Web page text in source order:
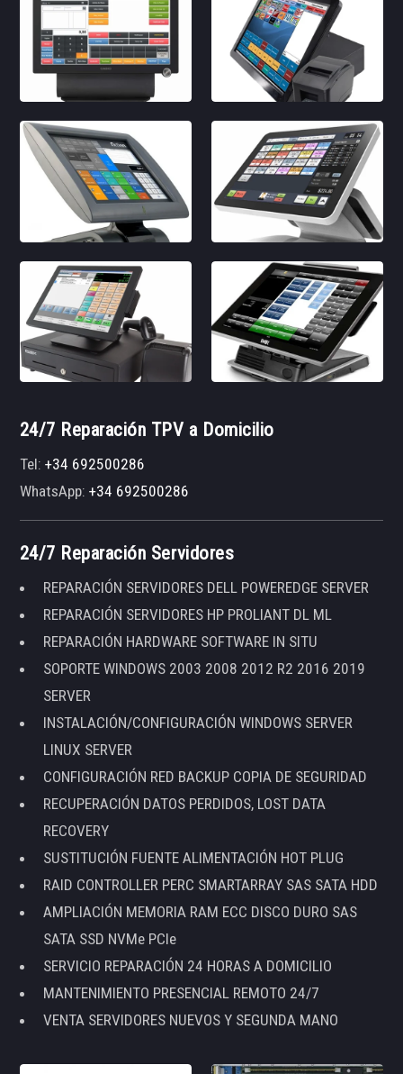
24/7 Reparación TPV a Domicilio
Tel:+34 692500286
WhatsApp:+34 692500286
24/7 Reparación Servidores
REPARACIÓN SERVIDORES DELL POWEREDGE SERVER
REPARACIÓN SERVIDORES HP PROLIANT DL ML
REPARACIÓN HARDWARE SOFTWARE IN SITU
SOPORTE WINDOWS 2003 2008 2012 R2 2016 2019
SERVER
INSTALACIÓN/CONFIGURACIÓN WINDOWS SERVER
LINUX SERVER
CONFIGURACIÓN RED BACKUP COPIA DE SEGURIDAD
RECUPERACIÓN DATOS PERDIDOS, LOST DATA
RECOVERY
SUSTITUCIÓN FUENTE ALIMENTACIÓN HOT PLUG
RAID CONTROLLER PERC SMARTARRAY SAS SATA HDD
AMPLIACIÓN MEMORIA RAM ECC DISCO DURO SAS
SATA SSD NVMe PCIe
SERVICIO REPARACIÓN 24 HORAS A DOMICILIO
MANTENIMIENTO PRESENCIAL REMOTO 24/7
VENTA SERVIDORES NUEVOS Y SEGUNDA MANO